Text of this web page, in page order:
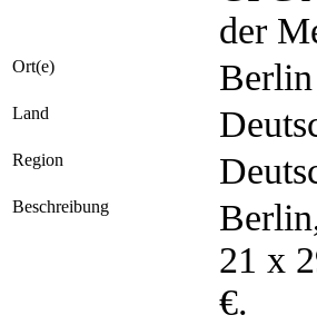
der
Ort(e) Berlin
Land
Region
Beschreibung
21 x
€.